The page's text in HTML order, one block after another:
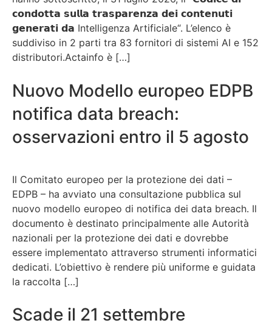
𝗰𝗼𝗻𝗱𝗼𝘁𝘁𝗮 𝘀𝘂𝗹𝗹𝗮 𝘁𝗿𝗮𝘀𝗽𝗮𝗿𝗲𝗻𝘇𝗮 𝗱𝗲𝗶 𝗰𝗼𝗻𝘁𝗲𝗻𝘂𝘁𝗶
𝗴𝗲𝗻𝗲𝗿𝗮𝘁𝗶 𝗱𝗮 Intelligenza Artificiale“. L’elenco è
suddiviso in 2 parti tra 83 fornitori di sistemi AI e 152
distributori.Actainfo è […]
Nuovo Modello europeo EDPB
notifica data breach:
osservazioni entro il 5 agosto
Il Comitato europeo per la protezione dei dati –
EDPB – ha avviato una consultazione pubblica sul
nuovo modello europeo di notifica dei data breach. Il
documento è destinato principalmente alle Autorità
nazionali per la protezione dei dati e dovrebbe
essere implementato attraverso strumenti informatici
dedicati. L’obiettivo è rendere più uniforme e guidata
la raccolta […]
Scade il 21 settembre